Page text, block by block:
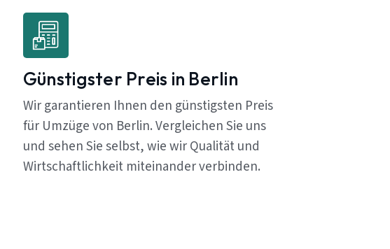
Günstigster Preis in Berlin
Wir garantieren Ihnen den günstigsten Preis
für Umzüge von Berlin. Vergleichen Sie uns
und sehen Sie selbst, wie wir Qualität und
Wirtschaftlichkeit miteinander verbinden.